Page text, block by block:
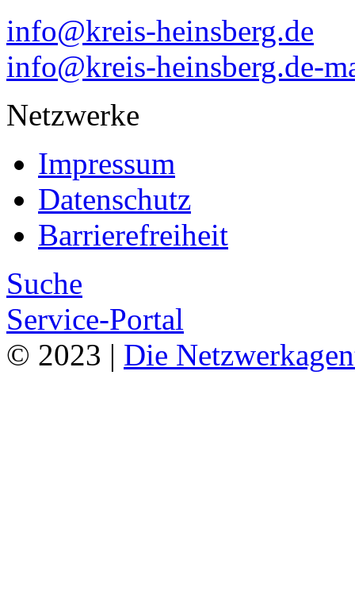
info@kreis-heinsberg.de
info@kreis-heinsberg.de-
Netzwerke
Impressum
Datenschutz
Barrierefreiheit
Suche
Service-Portal
© 2023 | Die